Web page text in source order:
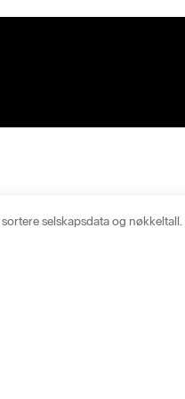
selskapsdata og